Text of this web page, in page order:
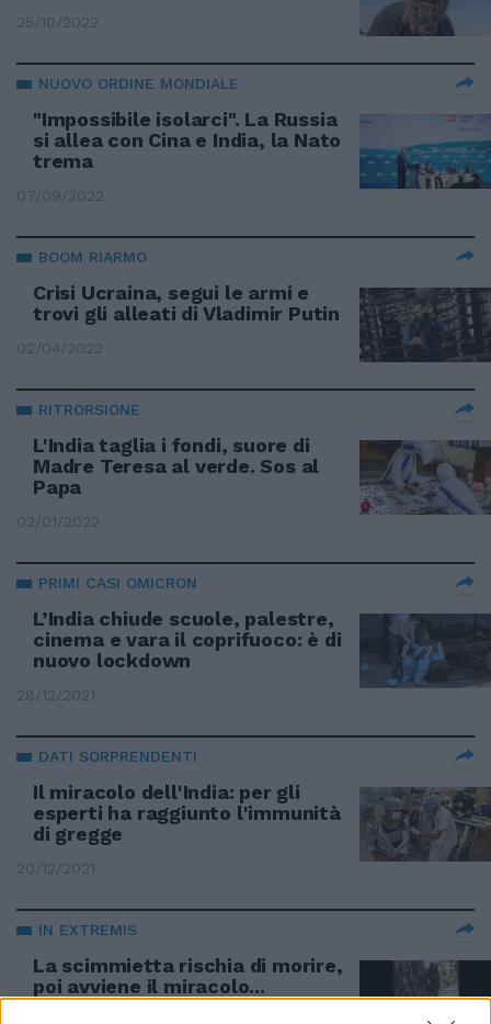
25/10/2022
NUOVO ORDINE MONDIALE
"Impossibile isolarci". La Russia
si allea con Cina e India, la Nato
trema
07/09/2022
BOOM RIARMO
Crisi Ucraina, segui le armi e
trovi gli alleati di Vladimir Putin
02/04/2022
RITRORSIONE
L'India taglia i fondi, suore di
Madre Teresa al verde. Sos al
Papa
02/01/2022
PRIMI CASI OMICRON
L’India chiude scuole, palestre,
cinema e vara il coprifuoco: è di
nuovo lockdown
28/12/2021
DATI SORPRENDENTI
Il miracolo dell'India: per gli
esperti ha raggiunto l'immunità
di gregge
20/12/2021
IN EXTREMIS
La scimmietta rischia di morire,
poi avviene il miracolo...